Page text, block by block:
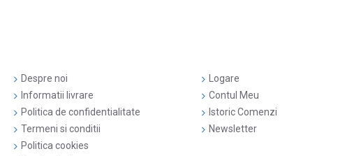
Despre noi
Informatii livrare
Politica de confidentialitate
Termeni si conditii
Politica cookies
Logare
Contul Meu
Istoric Comenzi
Newsletter